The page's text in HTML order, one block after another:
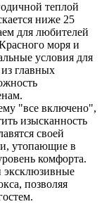
теплой
ниже 25
для любителей
моря и
условия для
главных
"все включено",
изысканность
своей
утопающие в
комфорта.
эксклюзивные
позволяя